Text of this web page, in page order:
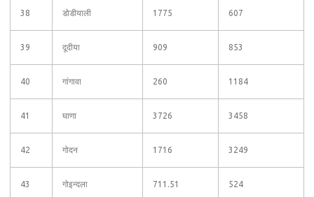
38 डोडीयाली 1775 607
39 दूदीया 909 853
40 गांगावा 260 1184
41 घाणा 3726 3458
42 गोदन 1716 3249
43 गोइन्दला 711.51 524